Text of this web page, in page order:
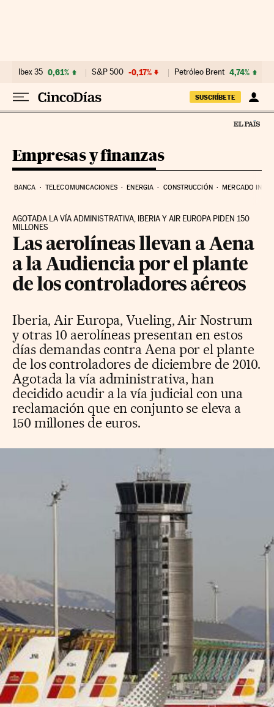
Ibex 35 0,61% S&P 500 -0,17% Petróleo Brent 4,74%
SUSCRÍBETE
Empresas y finanzas
BANCA TELECOMUNICACIONES ENERGIA CONSTRUCCIÓN MERCADO
AGOTADA LA VÍA ADMINISTRATIVA, IBERIA Y AIR EUROPA PIDEN 150
MILLONES
Las aerolíneas llevan a Aena
a la Audiencia por el plante
de los controladores aéreos
Iberia, Air Europa, Vueling, Air Nostrum
y otras 10 aerolíneas presentan en estos
días demandas contra Aena por el plante
de los controladores de diciembre de 2010.
Agotada la vía administrativa, han
decidido acudir a la vía judicial con una
reclamación que en conjunto se eleva a
150 millones de euros.